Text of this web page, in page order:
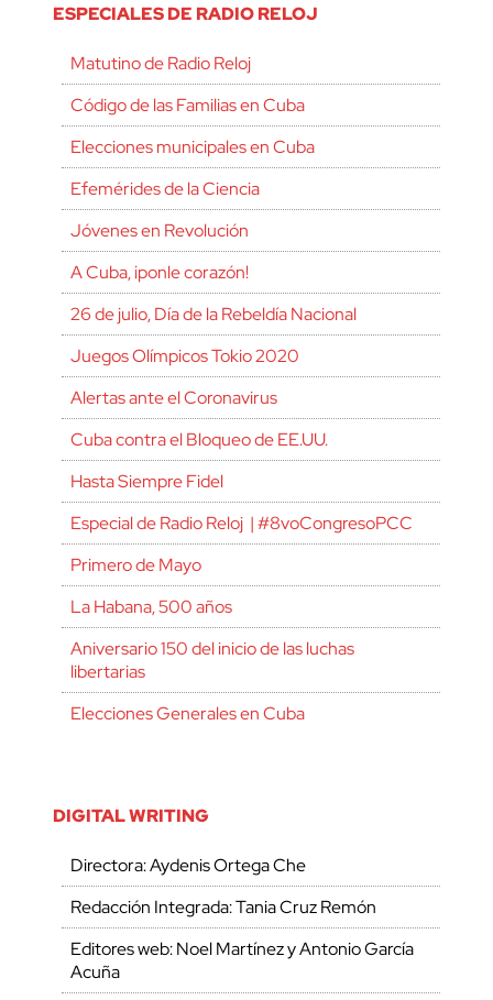
ESPECIALES DE RADIO RELOJ
Matutino de Radio Reloj
Código de las Familias en Cuba
Elecciones municipales en Cuba
Efemérides de la Ciencia
Jóvenes en Revolución
A Cuba, ¡ponle corazón!
26 de julio, Día de la Rebeldía Nacional
Juegos Olímpicos Tokio 2020
Alertas ante el Coronavirus
Cuba contra el Bloqueo de EE.UU.
Hasta Siempre Fidel
Especial de Radio Reloj | #8voCongresoPCC
Primero de Mayo
La Habana, 500 años
Aniversario 150 del inicio de las luchas
libertarias
Elecciones Generales en Cuba
DIGITAL WRITING
Directora: Aydenis Ortega Che
Redacción Integrada: Tania Cruz Remón
Editores web: Noel Martínez y Antonio García
Acuña